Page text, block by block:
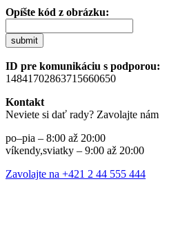
Opíšte kód z obrázku:
submit
ID pre komunikáciu s podporou:
14841702863715660650
Kontakt
Neviete si dať rady? Zavolajte nám
po–pia – 8:00 až 20:00
víkendy,sviatky – 9:00 až 20:00
Zavolajte na +421 2 44 555 444